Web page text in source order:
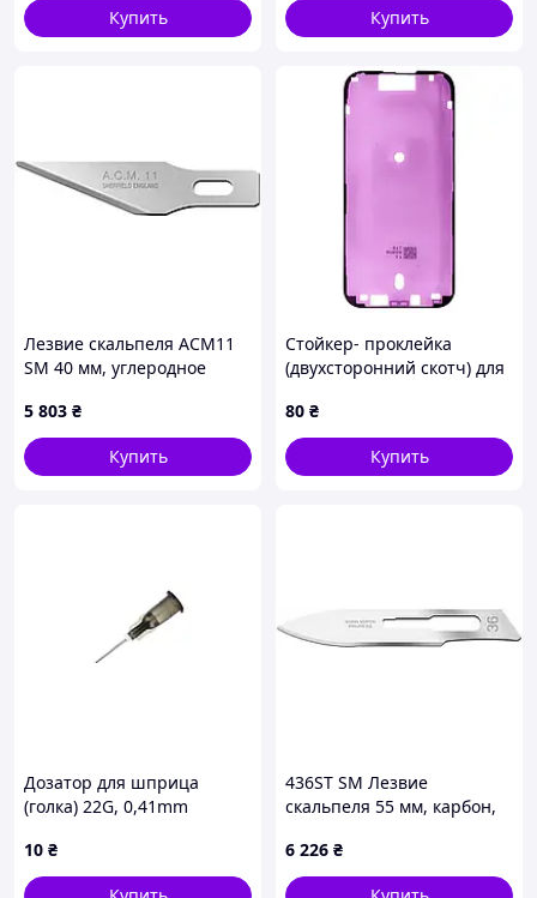
Купить
Купить
Лезвие скальпеля ACM11
SM 40 мм, углеродное
5 803 ₴
Купить
Стойкер- проклейка
(двухсторонний скотч) для
(оригинал) розовый
80 ₴
Купить
Дозатор для шприца
(голка) 22G, 0,41mm
10 ₴
436ST SM Лезвие
скальпеля 55 мм, карбон,
6 226 ₴